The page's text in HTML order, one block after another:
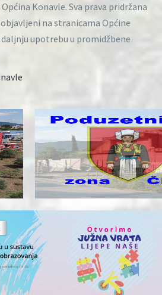
Konavle. Sva prava pridržana
na stranicama Općine
upotrebu u promidžbene